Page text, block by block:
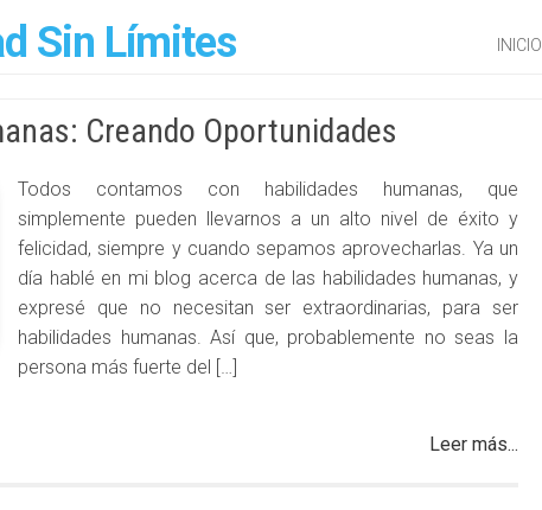
Sin Límites INICIO
Creando Oportunidades
Todos contamos con habilidades humanas, que
simplemente pueden llevarnos a un alto nivel de éxito y
felicidad, siempre y cuando sepamos aprovecharlas. Ya un
día hablé en mi blog acerca de las habilidades humanas, y
expresé que no necesitan ser extraordinarias, para ser
habilidades humanas. Así que, probablemente no seas la
persona más fuerte del […]
Leer más...